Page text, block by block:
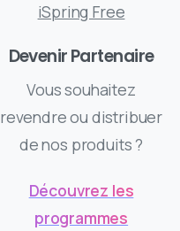
iSpring Free
Devenir Partenaire
Vous souhaitez
revendre ou distribuer
de nos produits ?
Découvrez les
programmes